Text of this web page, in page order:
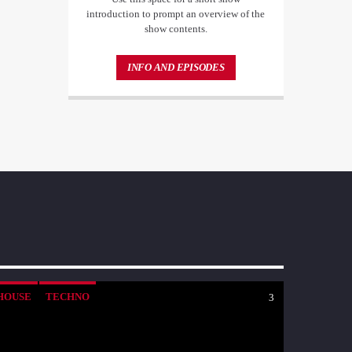
introduction to prompt an overview of the
show contents.
INFO AND EPISODES
TECHNO 3